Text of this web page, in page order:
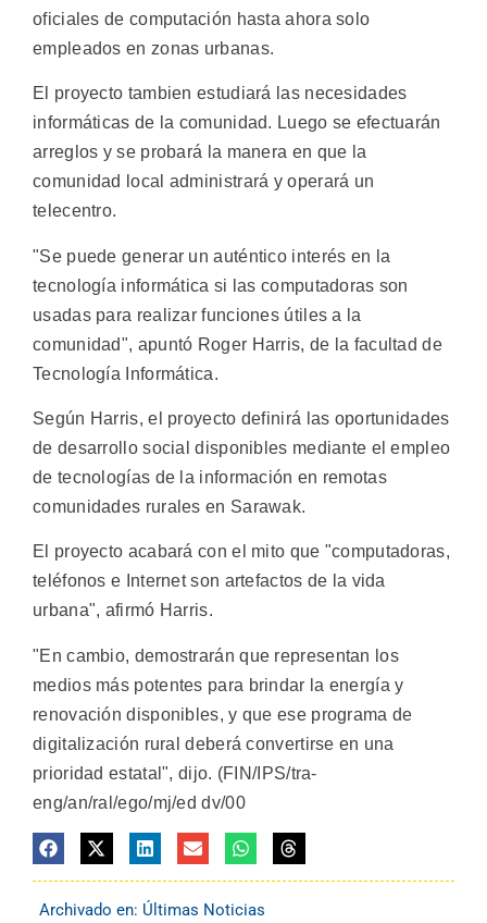
oficiales de computación hasta ahora solo
empleados en zonas urbanas.
El proyecto tambien estudiará las necesidades
informáticas de la comunidad. Luego se efectuarán
arreglos y se probará la manera en que la
comunidad local administrará y operará un
telecentro.
"Se puede generar un auténtico interés en la
tecnología informática si las computadoras son
usadas para realizar funciones útiles a la
comunidad", apuntó Roger Harris, de la facultad de
Tecnología Informática.
Según Harris, el proyecto definirá las oportunidades
de desarrollo social disponibles mediante el empleo
de tecnologías de la información en remotas
comunidades rurales en Sarawak.
El proyecto acabará con el mito que "computadoras,
teléfonos e Internet son artefactos de la vida
urbana", afirmó Harris.
"En cambio, demostrarán que representan los
medios más potentes para brindar la energía y
renovación disponibles, y que ese programa de
digitalización rural deberá convertirse en una
prioridad estatal", dijo. (FIN/IPS/tra-
eng/an/ral/ego/mj/ed dv/00
Archivado en: Últimas Noticias